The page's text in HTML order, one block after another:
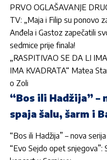
PRVO OGLAŠAVANJE
TV: „Maja i Filip su ponovo
Anđela i Gastoz zapečatili
sedmice prije finala!
„RASPITIVAO SE DA LI
IMA KVADRATA“ Matea
o Zoli
“Bos ili Hadžija” –
spaja šalu, šarm i
“Bos ili Hadžija” – nova
“Evo Sejdo opet snjegova”: